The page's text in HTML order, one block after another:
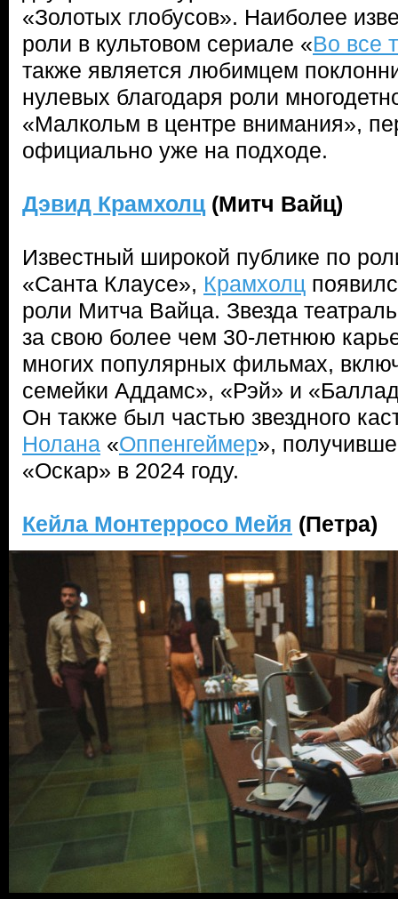
«Золотых глобусов». Наиболее
роли в культовом сериале «Во все
также является любимцем
нулевых благодаря роли
«Малкольм в центре внимания»,
официально уже на подходе.
Дэвид Крамхолц(Митч Вайц)
Известный широкой публике по
«Санта Клаусе», Крамхолц
роли Митча Вайца. Звезда
за свою более чем 30-летнюю
многих популярных фильмах,
семейки Аддамс», «Рэй» и
Он также был частью звездного
Нолана «Оппенгеймер»,
«Оскар» в 2024 году.
Кейла Монтерросо Мейя (Петра)